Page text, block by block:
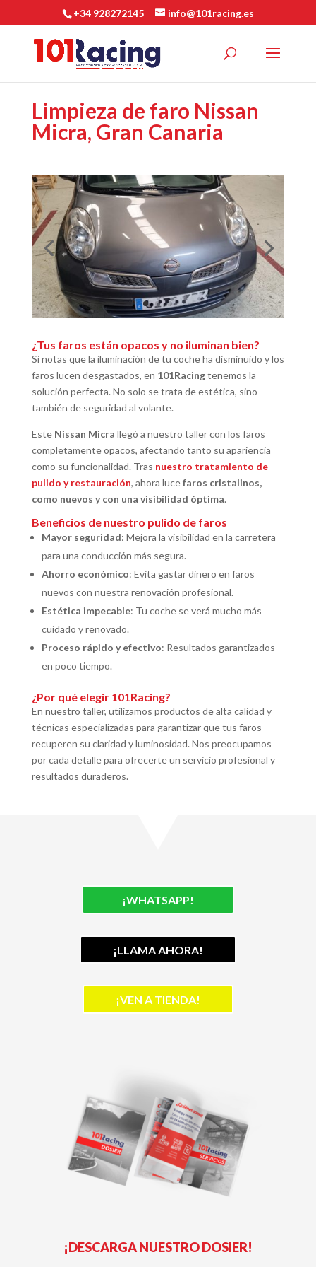
+34 928272145 info@101racing.es
Limpieza de faro Nissan
Micra, Gran Canaria
¿Tus faros están opacos y no iluminan bien?
Si notas que la iluminación de tu coche ha disminuido y los
faros lucen desgastados, en 101Racingtenemos la
solución perfecta. No solo se trata de estética, sino
también de seguridad al volante.
Este Nissan Micra llegó a nuestro taller con los faros
completamente opacos, afectando tanto su apariencia
como su funcionalidad. Tras nuestro tratamiento de
pulido y restauración, ahora lucefaros cristalinos,
como nuevos y con una visibilidad óptima.
Beneficios de nuestro pulido de faros
Mayor seguridad: Mejora la visibilidad en la carretera
para una conducción más segura.
Ahorro económico: Evita gastar dinero en faros
nuevos con nuestra renovación profesional.
Estética impecable: Tu coche se verá mucho más
cuidado y renovado.
Proceso rápido y efectivo: Resultados garantizados
en poco tiempo.
¿Por qué elegir 101Racing?
En nuestro taller, utilizamos productos de alta calidad y
técnicas especializadas para garantizar que tus faros
recuperen su claridad y luminosidad. Nos preocupamos
por cada detalle para ofrecerte un servicio profesional y
resultados duraderos.
¡WHATSAPP!
¡LLAMA AHORA!
¡VEN A TIENDA!
¡DESCARGA NUESTRO DOSIER!